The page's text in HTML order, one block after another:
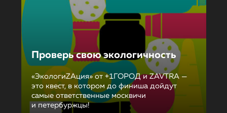
Проверь свою экологичность
«ЭкологиZAция» от +1ГОРОД и ZAVTRA —
это квест, в котором до финиша дойдут
самые ответственные москвичи
и петербуржцы!